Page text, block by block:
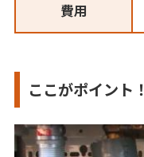
費用
ここがポイント！